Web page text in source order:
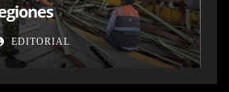
EDITORIAL